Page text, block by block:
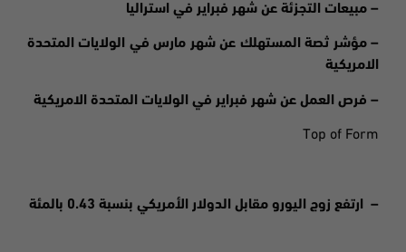
– مبيعات التجزئة عن شهر فبراير في استراليا
– مؤشر ثصة المستهلك عن شهر مارس في الولايات المتحدة
الامريكية
– فرص العمل عن شهر فبراير في الولايات المتحدة الامريكية
Top of Form
– ارتفع زوج اليورو مقابل الدولار الأمريكي بنسبة 0.43 بالمئة